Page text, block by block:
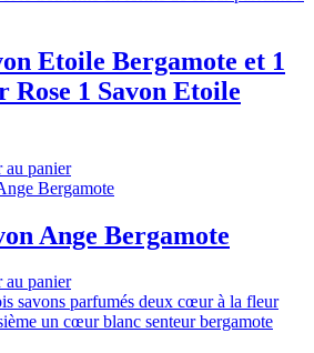
Etoile Bergamote et 1
Rose 1 Savon Etoile
au panier
Ange Bergamote
au panier